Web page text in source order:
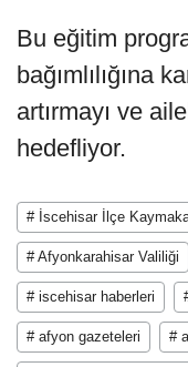
Bu eğitim
bağımlılığına
artırmayı ve
hedefliyor.
# İscehisar İlçe
# Afyonkarahisar Valiliği
# iscehisar haberleri
# afyon gazeteleri #